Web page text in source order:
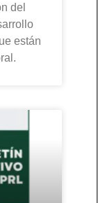
del
están